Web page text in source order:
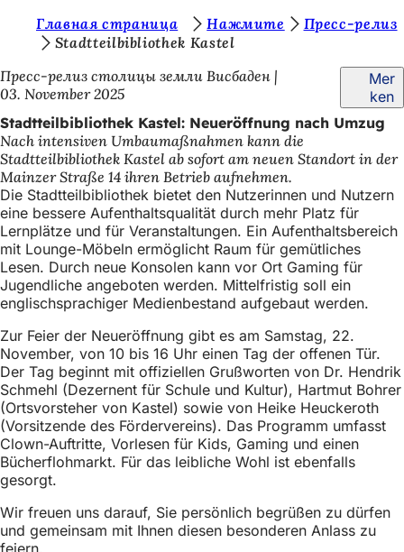
Inhalt anspringen
e
b
e
f
i
n
d
e
n
s
i
c
h
h
i
e
r
Главная страница Нажмите
Пресс-релиз
Stadtteilbibliothek Kastel
Пресс-релиз столицы земли Висбаден
03. November 2025
Mer
ken
Stadtteilbibliothek Kastel: Neueröffnung nach Umzug
Nach intensiven Umbaumaßnahmen kann die
Stadtteilbibliothek Kastel ab sofort am neuen Standort in der
Mainzer Straße 14 ihren Betrieb aufnehmen.
Die Stadtteilbibliothek bietet den Nutzerinnen und Nutzern
eine bessere Aufenthaltsqualität durch mehr Platz für
Lernplätze und für Veranstaltungen. Ein Aufenthaltsbereich
mit Lounge-Möbeln ermöglicht Raum für gemütliches
Lesen. Durch neue Konsolen kann vor Ort Gaming für
Jugendliche angeboten werden. Mittelfristig soll ein
englischsprachiger Medienbestand aufgebaut werden.
Zur Feier der Neueröffnung gibt es am Samstag, 22.
November, von 10 bis 16 Uhr einen Tag der offenen Tür.
Der Tag beginnt mit offiziellen Grußworten von Dr. Hendrik
Schmehl (Dezernent für Schule und Kultur), Hartmut Bohrer
(Ortsvorsteher von Kastel) sowie von Heike Heuckeroth
(Vorsitzende des Fördervereins). Das Programm umfasst
Clown-Auftritte, Vorlesen für Kids, Gaming und einen
Bücherflohmarkt. Für das leibliche Wohl ist ebenfalls
gesorgt.
Wir freuen uns darauf, Sie persönlich begrüßen zu dürfen
und gemeinsam mit Ihnen diesen besonderen Anlass zu
feiern.